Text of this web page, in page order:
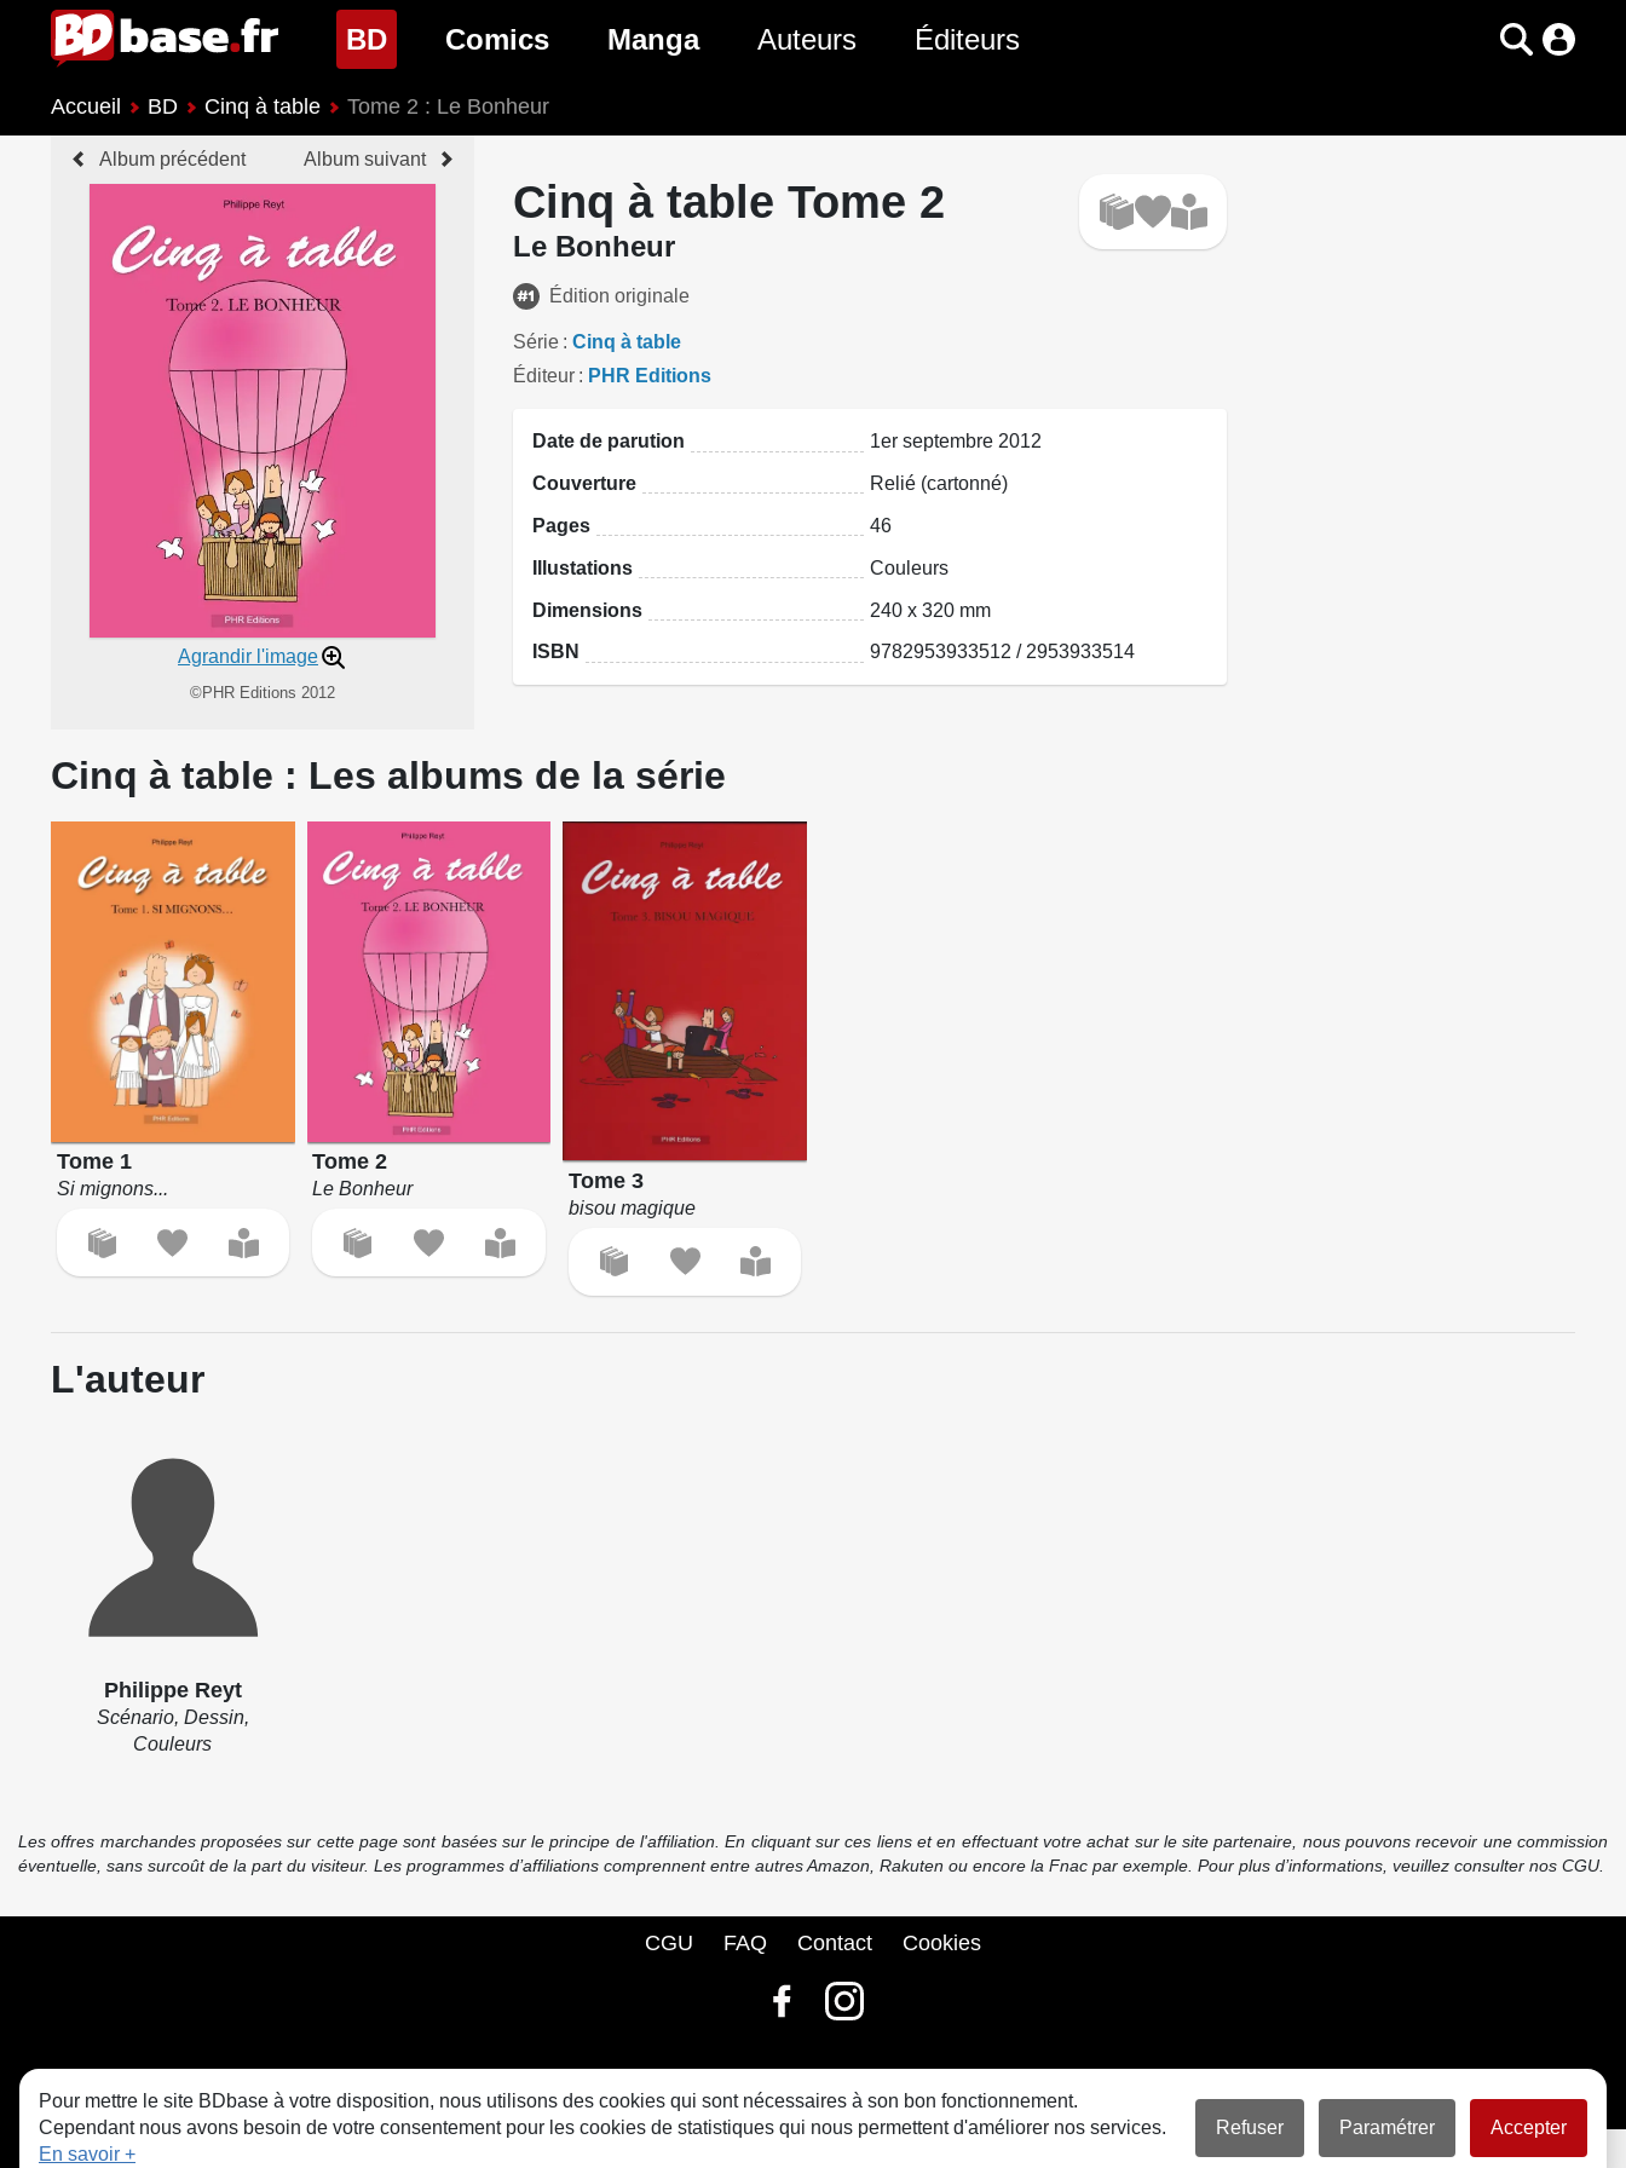
BD(page courante)
Nouveautés BD
Prochaines sorties BD
Genres BD
Comics
Nouveautés Comics
Genres Comics
Manga
Genres Manga
Auteurs Éditeurs
Accueil BD Cinq à table Tome 2 : Le Bonheur
Album précédent Album suivant
Agrandir l'image
©PHR Editions 2012
Cinq à table Tome 2
Le Bonheur
Édition originale
Série
Cinq à table
Éditeur
PHR Editions
Date de parution 1er septembre 2012
Couverture Relié (cartonné)
Pages 46
Illustations Couleurs
Dimensions 240 x 320 mm
ISBN 9782953933512 / 2953933514
Cinq à table : Les albums de la série
Tome 1
Si mignons...
Tome 2
Le Bonheur Tome 3
bisou magique
L'auteur
Philippe Reyt
Scénario, Dessin,
Couleurs
Les offres marchandes proposées sur cette page sont basées sur le principe de l'affiliation. En cliquant sur ces liens et en effectuant votre achat sur le site partenaire, nous pouvons recevoir une commission
éventuelle, sans surcoût de la part du visiteur. Les programmes d’affiliations comprennent entre autres Amazon, Rakuten ou encore la Fnac par exemple. Pour plus d’informations, veuillez consulter nos CGU.
CGU FAQ Contact Cookies
© bdbase.fr 2026
Pour mettre le site BDbase à votre disposition, nous utilisons des cookies qui sont nécessaires à son bon fonctionnement.
Cependant nous avons besoin de votre consentement pour les cookies de statistiques qui nous permettent d'améliorer nos services.
En savoir +
Refuser Paramétrer Accepter